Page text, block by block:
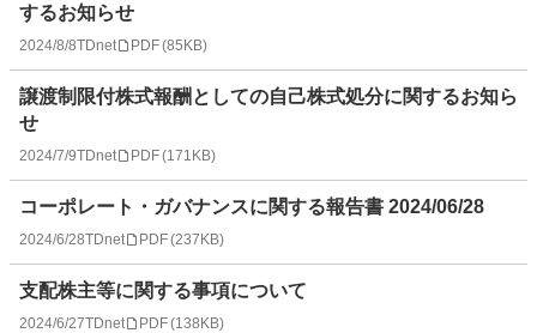
するお知らせ
2024/8/8TDnet PDF(85KB)
譲渡制限付株式報酬としての自己株式処分に関するお知ら
せ
2024/7/9TDnet PDF(171KB)
コーポレート・ガバナンスに関する報告書 2024/06/28
2024/6/28TDnet PDF(237KB)
支配株主等に関する事項について
2024/6/27TDnet PDF(138KB)